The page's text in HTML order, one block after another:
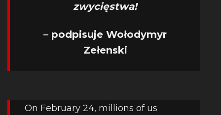
zwycięstwa!
– podpisuje Wołodymyr
Zełenski
On February 24, millions of us